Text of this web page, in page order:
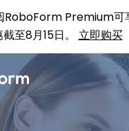
RoboForm Premium可
至8月15日。 立即购买